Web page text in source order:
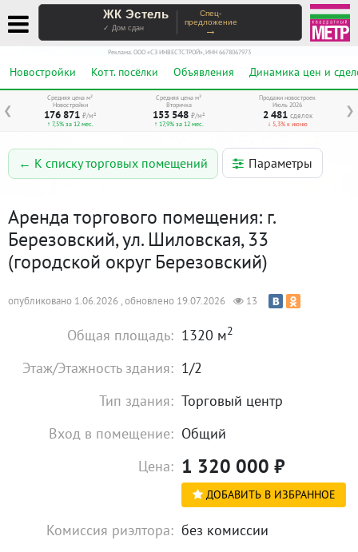
ЖК Эстель
✓ Дом сдан
Спец-
предложение
→
Реклама. ООО «СЗ ИНВЕСТСТРОЙ», ИНН 6678067973
Новостройки Котт. посёлки Объявления Динамика цен и
❮ ❯
Средняя цена м²
Новостройки
176 871 ₽/м²
↑ 7,5% за 12 мес.
Средняя цена м²
Вторичка
153 548 ₽/м²
↑ 17,9% за 12 мес.
Продажи новостроек
Июль 2026
2 481 сделок
↓ 5,3% к июню
← К списку торговых помещений Параметры
Аренда торгового помещения: г.
Березовский, ул. Шиловская, 33
(городской округ Березовский)
опубликовано 1.06.2026 , обновлено 19.07.2026 13
Общая площадь: 1320 м2
Этаж/Этажность здания: 1/2
Тип здания: Торговый центр
Вход в помещение: Общий
Цена: 1 320 000 ₽
ДОБАВИТЬ В ИЗБРАННОЕ
Комиссия риэлтора: без комиссии